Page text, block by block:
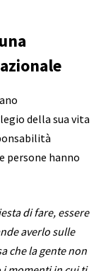
della sua vita
persone hanno
di fare, essere
averlo sulle
che la gente non